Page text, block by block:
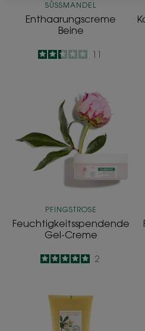
SÜSSMANDEL
Enthaarungscreme
Beine
2.4
/511
Gel-
Creme
PFINGSTROSE
Feuchtigkeitsspendende
Gel-Creme
5
/
5
2
Frangipaniblüte-
Duschcreme